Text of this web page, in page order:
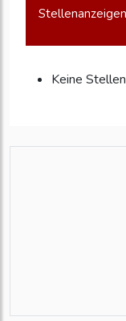
Stellenanzeigen
Keine